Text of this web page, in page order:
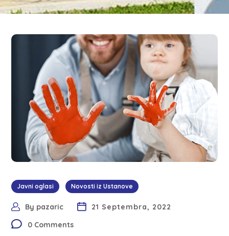
Javni oglasi Novosti iz Ustanove
By pazaric
21 Septembra, 2022
0 Comments